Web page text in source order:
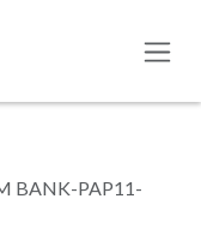
BANK-PAP11-